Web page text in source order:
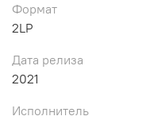
Формат
2LP
Дата релиза
2021
Исполнитель